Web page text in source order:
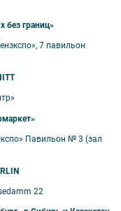
без границ»
7 павильон
Павильон № 3 (зал
22